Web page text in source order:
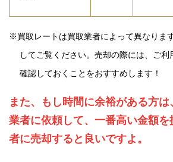
※買取レートは買取業者によって異なりま
してご覧ください。売却の際には、ご
確認しておくことをおすすめします！
また、もし時間に余裕がある方
業者に依頼して、一番高い金額
者に売却すると良いですよ。